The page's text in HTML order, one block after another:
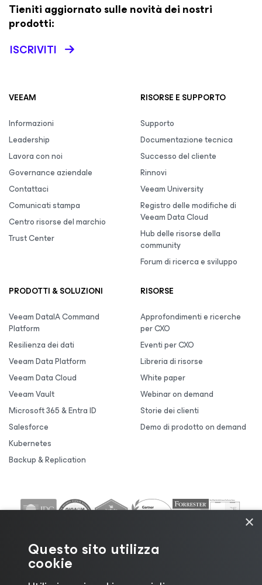
Tieniti aggiornato sulle novità dei nostri
prodotti:
ISCRIVITI
VEEAM
Informazioni
Leadership
Lavora con noi
Governance aziendale
Contattaci
Comunicati stampa
Centro risorse del marchio
Trust Center
RISORSE E SUPPORTO
Supporto
Documentazione tecnica
Successo del cliente
Rinnovi
Veeam University
Registro delle modifiche di
Veeam Data Cloud
Hub delle risorse della
community
Forum di ricerca e sviluppo
PRODOTTI & SOLUZIONI
Veeam DataIA Command
Platform
Resilienza dei dati
Veeam Data Platform
Veeam Data Cloud
Veeam Vault
Microsoft 365 & Entra ID
Salesforce
Kubernetes
Backup & Replication
RISORSE
Approfondimenti e ricerche
per CXO
Eventi per CXO
Libreria di risorse
White paper
Webinar on demand
Storie dei clienti
Demo di prodotto on demand
×
Questo sito utilizza
cookie